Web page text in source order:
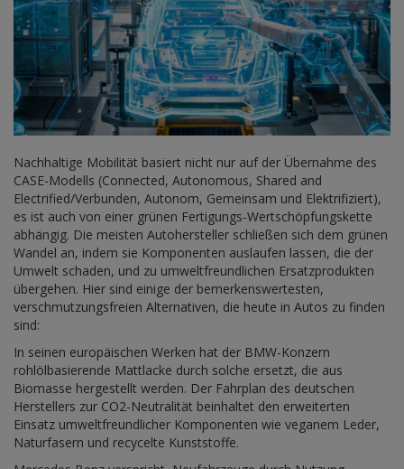
Nachhaltige Mobilität basiert nicht nur auf der Übernahme des
CASE-Modells (Connected, Autonomous, Shared and
Electrified/Verbunden, Autonom, Gemeinsam und Elektrifiziert),
es ist auch von einer grünen Fertigungs-Wertschöpfungskette
abhängig. Die meisten Autohersteller schließen sich dem grünen
Wandel an, indem sie Komponenten auslaufen lassen, die der
Umwelt schaden, und zu umweltfreundlichen Ersatzprodukten
übergehen. Hier sind einige der bemerkenswertesten,
verschmutzungsfreien Alternativen, die heute in Autos zu finden
sind:
In seinen europäischen Werken hat der BMW-Konzern
rohlölbasierende Mattlacke durch solche ersetzt, die aus
Biomasse hergestellt werden. Der Fahrplan des deutschen
Herstellers zur CO2-Neutralität beinhaltet den erweiterten
Einsatz umweltfreundlicher Komponenten wie veganem Leder,
Naturfasern und recycelte Kunststoffe.